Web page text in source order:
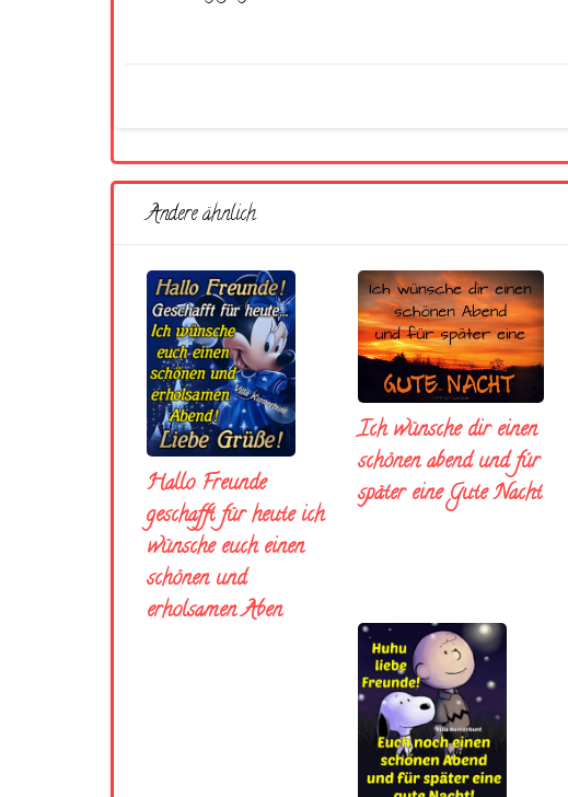
Andere ähnlich
Hallo Freunde
geschafft für heute ich
wünsche euch einen
schönen und
erholsamen Aben
Ich wünsche dir einen
schönen abend und fúr
später eine Gute Nacht